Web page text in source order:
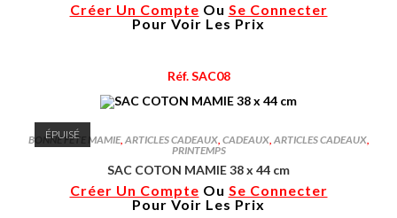
Créer Un Compte Ou Se Connecter
Pour Voir Les Prix
Réf. SAC08
ÉPUISÉ
BONNE FETE MAMIE, ARTICLES CADEAUX, CADEAUX, ARTICLES CADEAUX,
PRINTEMPS
SAC COTON MAMIE 38 x 44 cm
Créer Un Compte Ou Se Connecter
Pour Voir Les Prix